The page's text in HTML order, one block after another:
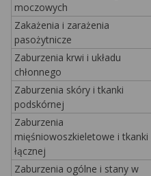
moczowych
Zakażenia i zarażenia
pasożytnicze
Zaburzenia krwi i układu
chłonnego
Zaburzenia skóry i tkanki
podskórnej
Zaburzenia
mięśniowoszkieletowe i tkanki
łącznej
Zaburzenia ogólne i stany w